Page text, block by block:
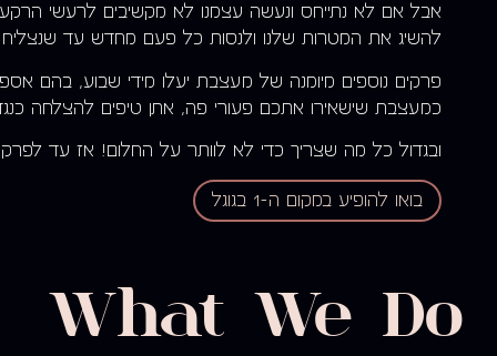
אבל אם לא נתייחס ונעשה עצמנו לא מקשיבים לרעשי
להשיג את המטרות שלנו ולנסות כל פעם מחדש עד
פרקים נוספים מיומנה של מעצבת יעלו מידי שבוע, בהם
כמעצבת שישאירו אתכם פעורי פה, אתן טיפים להצלחה
ובגדול כל מה שצריך כדי לא לוותר על החלום! אז עד
בואו להופיע במקום ה-1 בגוגל
What We Do